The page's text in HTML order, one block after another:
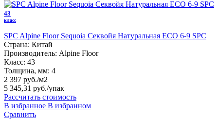
43
класс
SPC Alpine Floor Sequoia Секвойя Натуральная ЕСО 6-9 SPC
Страна: Китай
Производитель: Alpine Floor
Класс: 43
Толщина, мм: 4
2 397 руб./м2
5 345,31 руб./упак
Рассчитать стоимость
В избранное В избранном
Сравнить